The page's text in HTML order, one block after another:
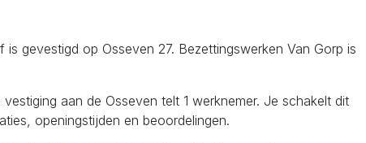
gevestigd op Osseven 27. Bezettingswerken Van Gorp is
aan de Osseven telt 1 werknemer. Je schakelt dit
openingstijden en beoordelingen.